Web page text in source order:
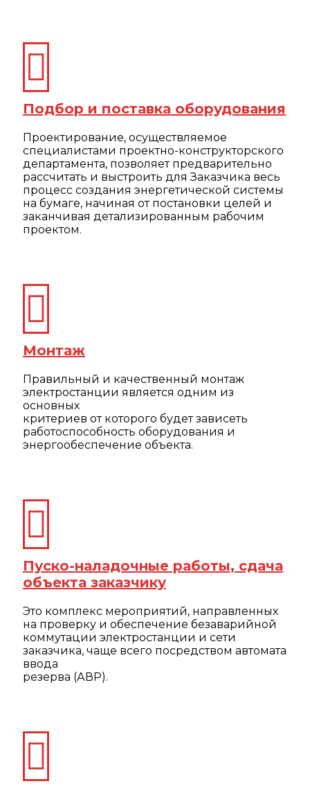
Подбор и поставка оборудования
Проектирование, осуществляемое
специалистами проектно-конструкторского
департамента, позволяет предварительно
рассчитать и выстроить для Заказчика весь
процесс создания энергетической системы
на бумаге, начиная от постановки целей и
заканчивая детализированным рабочим
проектом.
Монтаж
Правильный и качественный монтаж
электростанции является одним из
основных
критериев от которого будет зависеть
работоспособность оборудования и
энергообеспечение объекта.
Пуско-наладочные работы, сдача
объекта заказчику
Это комплекс мероприятий, направленных
на проверку и обеспечение безаварийной
коммутации электростанции и сети
заказчика, чаще всего посредством автомата
ввода
резерва (АВР).